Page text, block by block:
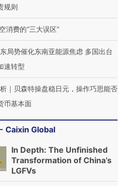
规则
消费的“三大误区”
局势催化东南亚能源焦虑 多国出台
速转型
｜贝森特操盘稳日元，操作巧思能否
币基本面
Caixin Global
In Depth: The Unfinished
Transformation of China’s
LGFVs